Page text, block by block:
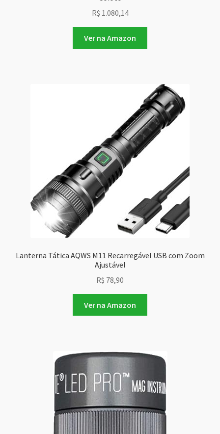
R$ 1.080,14
Ver na Amazon
Lanterna Tática AQWS M11 Recarregável USB com Zoom
Ajustável
R$ 78,90
Ver na Amazon